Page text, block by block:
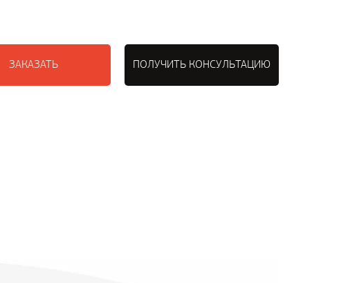
ЗАКАЗАТЬ ПОЛУЧИТЬ КОНСУЛЬТАЦИЮ